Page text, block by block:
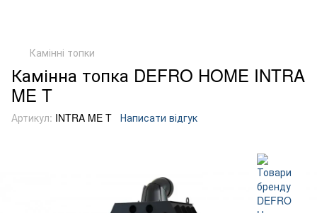
Камінні топки
Камінна топка DEFRO HOME INTRA
ME T
Артикул: INTRA ME T Написати відгук